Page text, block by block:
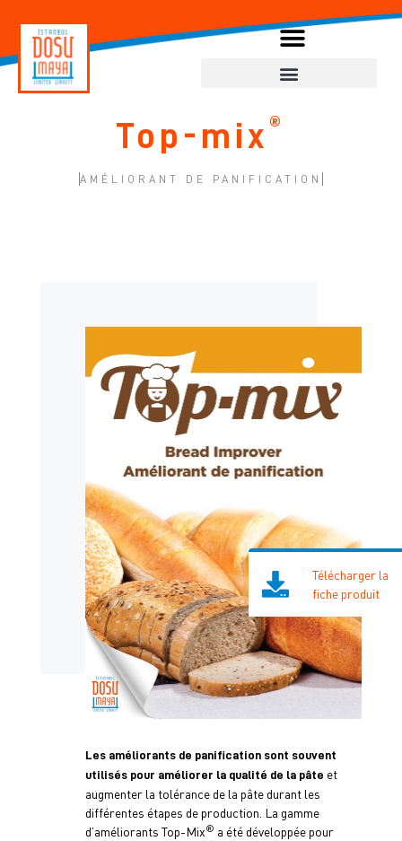
Top-mix ®
AMÉLIORANT DE PANIFICATION
Les améliorants de panification sont souvent
utilisés pour améliorer la qualité de la pâte et
augmenter la tolérance de la pâte durant les
différentes étapes de production. La gamme
d’améliorants Top-Mix® a été développée pour
Télécharger la
fiche produit